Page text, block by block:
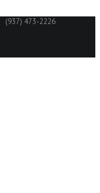
(937) 473-2226